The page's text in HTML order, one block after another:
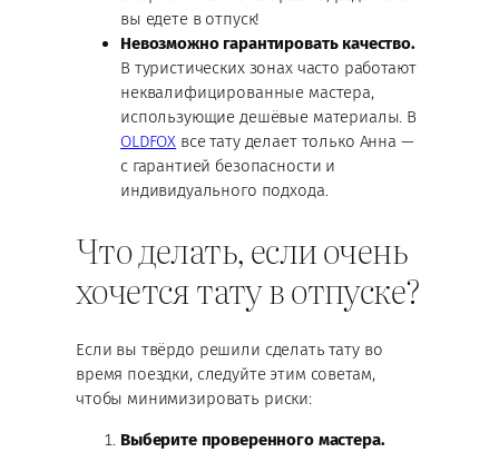
вы едете в отпуск!
Невозможно гарантировать качество.
В туристических зонах часто работают
неквалифицированные мастера,
использующие дешёвые материалы. В
OLDFOX все тату делает только Анна —
с гарантией безопасности и
индивидуального подхода.
Что делать, если очень
хочется тату в отпуске?
Если вы твёрдо решили сделать тату во
время поездки, следуйте этим советам,
чтобы минимизировать риски:
Выберите проверенного мастера.